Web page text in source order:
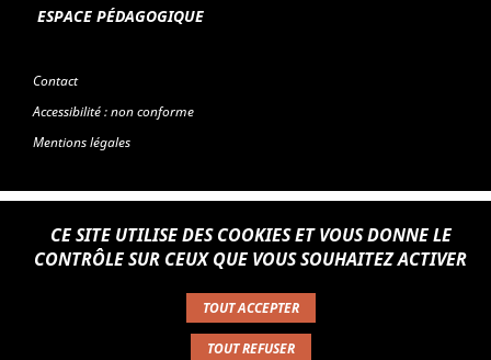
Chantier de rénovation de Gadagne - © Gadagne, 2005
ESPACE PÉDAGOGIQUE
Contact
Accessibilité : non conforme
Mentions légales
CE SITE UTILISE DES COOKIES ET VOUS DONNE LE
CONTRÔLE SUR CEUX QUE VOUS SOUHAITEZ ACTIVER
TOUT ACCEPTER
TOUT REFUSER